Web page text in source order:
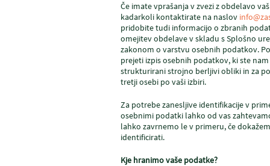
Če imate vprašanja v zvezi z obdelavo
kadarkoli kontaktirate na naslov
pridobite tudi informacijo o zbranih
omejitev obdelave v skladu s Splošno
zakonom o varstvu osebnih podatkov.
prejeti izpis osebnih podatkov, ki ste
strukturirani strojno berljivi obliki in za
tretji osebi po vaši izbiri.
Za potrebe zanesljive identifikacije v
osebnimi podatki lahko od vas
lahko zavrnemo le v primeru, če
identificirati.
Kje hranimo vaše podatke?